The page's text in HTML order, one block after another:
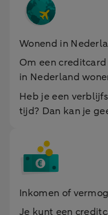
Wonend in
Om een
in Nederland
Heb je een
tijd? Dan kan je
Inkomen of
Je kunt een